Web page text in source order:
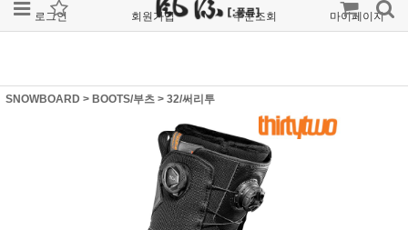
로그인 회원가입 주문조회 마이페이지
SNOWBOARD > BOOTS/부츠 > 32/써리투